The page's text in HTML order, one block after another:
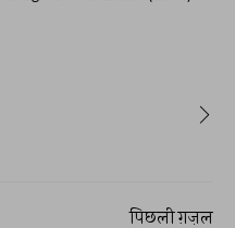
पिछली ग़ज़ल